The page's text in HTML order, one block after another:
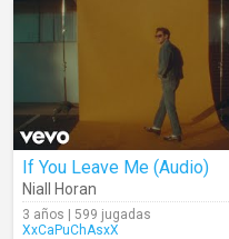
If You Leave Me (Audio)
Niall Horan
3 años | 599 jugadas
XxCaPuChAsxX